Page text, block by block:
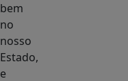
bem
no
nosso
Estado,
e